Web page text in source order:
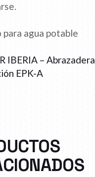
para agua potable
IBERIA – Abrazadera
EPK-A